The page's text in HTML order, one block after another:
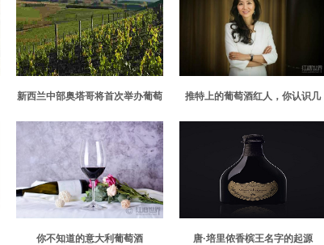
新西兰中部奥塔哥将首次举办葡萄
推特上的葡萄酒红人，你认识几
你不知道的意大利葡萄酒 唐·培里侬香槟王名字的起源